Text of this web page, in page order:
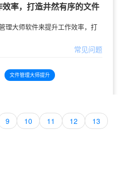
率，打造井然有序的文件
理大师软件来提升工作效率，打
常见问题
文件管理大师提升
9 10 11 12
13